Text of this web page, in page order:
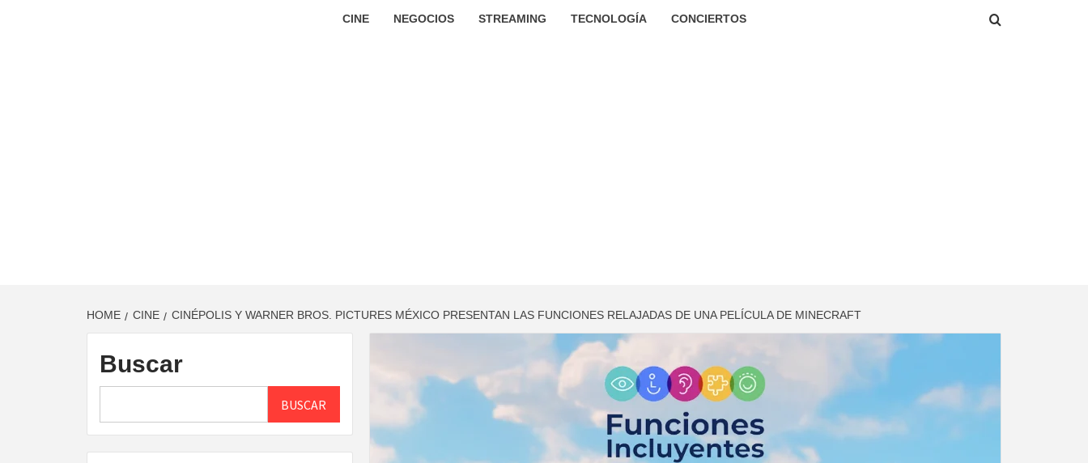
CINE NEGOCIOS STREAMING TECNOLOGÍA CONCIERTOS
HOME CINE CINÉPOLIS Y WARNER BROS. PICTURES MÉXICO PRESENTAN LAS FUNCIONES RELAJADAS DE UNA PELÍCULA DE MINECRAFT
Buscar
BUSCAR